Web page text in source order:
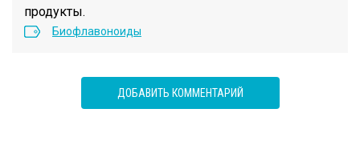
продукты.
Биофлавоноиды
ДОБАВИТЬ КОММЕНТАРИЙ